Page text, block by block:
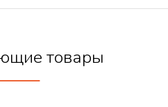
товары